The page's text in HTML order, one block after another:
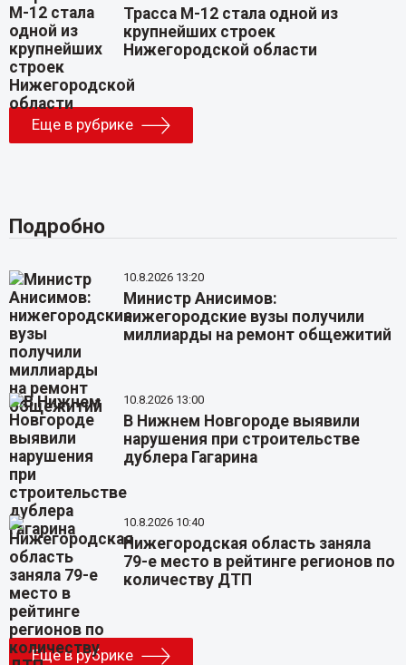
Трасса М-12 стала одной из
крупнейших строек
Нижегородской области
Еще в рубрике
Подробно
10.8.2026 13:20
Министр Анисимов:
нижегородские вузы получили
миллиарды на ремонт общежитий
10.8.2026 13:00
В Нижнем Новгороде выявили
нарушения при строительстве
дублера Гагарина
10.8.2026 10:40
Нижегородская область заняла
79-е место в рейтинге регионов по
количеству ДТП
Еще в рубрике